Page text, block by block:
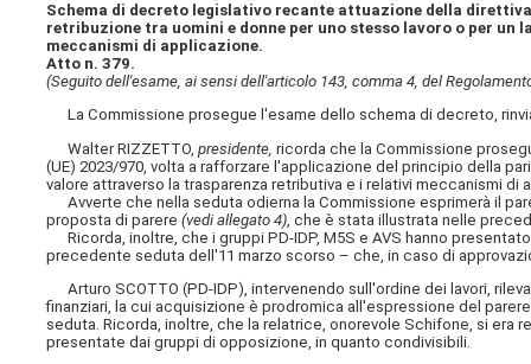
Schema di decreto legislativo recante attuazione della
retribuzione tra uomini e donne per uno stesso lavoro o per
meccanismi di applicazione.
Atto n. 379.
(Seguito dell'esame, ai sensi dell'articolo 143, comma 4, del
La Commissione prosegue l'esame dello schema di decreto,
Walter RIZZETTO, presidente, ricorda che la Commissione
(UE) 2023/970, volta a rafforzare l'applicazione del principio della
valore attraverso la trasparenza retributiva e i relativi meccanismi di
Avverte che nella seduta odierna la Commissione esprimerà il
proposta di parere(vedi allegato 4) , che è stata illustrata nelle
Ricorda, inoltre, che i gruppi PD-IDP, M5S e AVS hanno
precedente seduta dell'11 marzo scorso – che, in caso di
Arturo SCOTTO (PD-IDP), intervenendo sull'ordine dei lavori,
finanziari, la cui acquisizione è prodromica all'espressione del
seduta. Ricorda, inoltre, che la relatrice, onorevole Schifone, si era
presentate dai gruppi di opposizione, in quanto condivisibili.